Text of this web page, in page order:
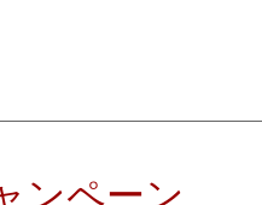
ンペーン